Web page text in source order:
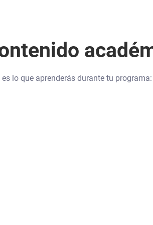
es lo que aprenderás durante tu programa: